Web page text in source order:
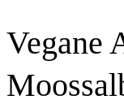
Vegane